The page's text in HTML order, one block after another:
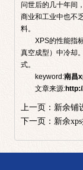
问世后的几十年间
商业和工业中也不
料。
XPS的性能指
真空成型）中冷却
式。
keyword:南昌
文章来源:
上一页： 新余铺
下一页： 新余